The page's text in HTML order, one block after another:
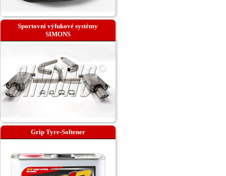
Sportovní výfukové systémy
SIMONS
Grip Tyre-Softener